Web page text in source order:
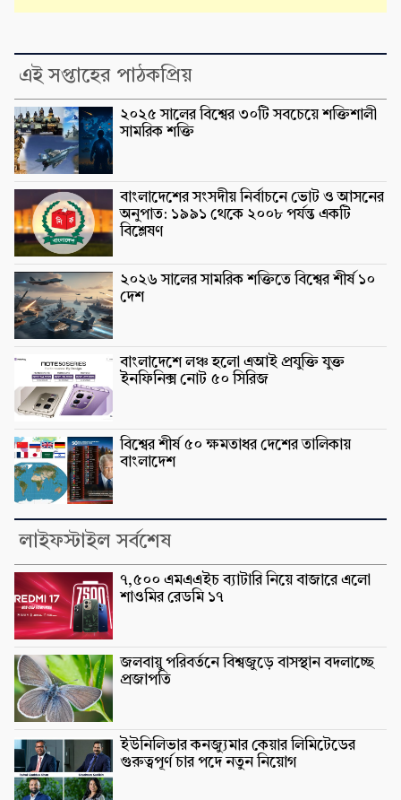
এই সপ্তাহের পাঠকপ্রিয়
২০২৫ সালের বিশ্বের ৩০টি সবচেয়ে শক্তিশালী
সামরিক শক্তি
বাংলাদেশের সংসদীয় নির্বাচনে ভোট ও আসনের
অনুপাত: ১৯৯১ থেকে ২০০৮ পর্যন্ত একটি
বিশ্লেষণ
২০২৬ সালের সামরিক শক্তিতে বিশ্বের শীর্ষ ১০
দেশ
বাংলাদেশে লঞ্চ হলো এআই প্রযুক্তি যুক্ত
ইনফিনিক্স নোট ৫০ সিরিজ
বিশ্বের শীর্ষ ৫০ ক্ষমতাধর দেশের তালিকায়
বাংলাদেশ
লাইফস্টাইল সর্বশেষ
৭,৫০০ এমএএইচ ব্যাটারি নিয়ে বাজারে এলো
শাওমির রেডমি ১৭
জলবায়ু পরিবর্তনে বিশ্বজুড়ে বাসস্থান বদলাচ্ছে
প্রজাপতি
ইউনিলিভার কনজ্যুমার কেয়ার লিমিটেডের
গুরুত্বপূর্ণ চার পদে নতুন নিয়োগ